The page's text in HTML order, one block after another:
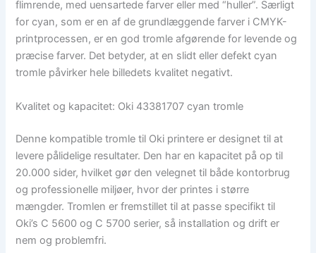
flimrende, med uensartede farver eller med “huller”. Særligt
for cyan, som er en af de grundlæggende farver i CMYK-
printprocessen, er en god tromle afgørende for levende og
præcise farver. Det betyder, at en slidt eller defekt cyan
tromle påvirker hele billedets kvalitet negativt.
Kvalitet og kapacitet: Oki 43381707 cyan tromle
Denne kompatible tromle til Oki printere er designet til at
levere pålidelige resultater. Den har en kapacitet på op til
20.000 sider, hvilket gør den velegnet til både kontorbrug
og professionelle miljøer, hvor der printes i større
mængder. Tromlen er fremstillet til at passe specifikt til
Oki’s C 5600 og C 5700 serier, så installation og drift er
nem og problemfri.